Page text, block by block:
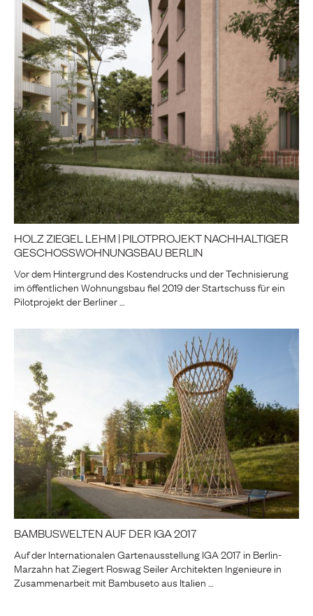
HOLZ ZIEGEL LEHM | PILOTPROJEKT NACHHALTIGER
GESCHOSSWOHNUNGSBAU BERLIN
Vor dem Hintergrund des Kostendrucks und der Technisierung
im öffentlichen Wohnungsbau fiel 2019 der Startschuss für ein
Pilotprojekt der Berliner …
BAMBUSWELTEN AUF DER IGA 2017
Auf der Internationalen Gartenausstellung IGA 2017 in Berlin-
Marzahn hat Ziegert Roswag Seiler Architekten Ingenieure in
Zusammenarbeit mit Bambuseto aus Italien …